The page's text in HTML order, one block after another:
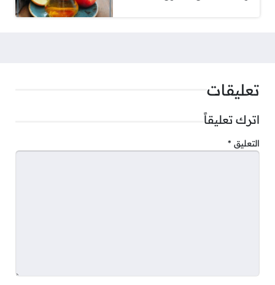
تعليقات
اترك تعليقاً
التعليق *